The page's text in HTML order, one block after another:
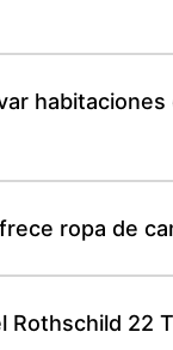
ropa de
22